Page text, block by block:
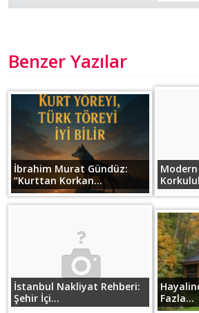
Benzer Yazılar
İbrahim Murat Gündüz:
“Kurttan Korkan...
İstanbul Nakliyat Rehberi:
Şehir İçi...
Fazla...